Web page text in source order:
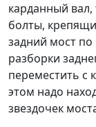
карданный вал,
болты,
задний мост
разборки
переместить с
этом надо
звездочек